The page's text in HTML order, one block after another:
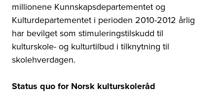
millionene Kunnskapsdepartementet og
Kulturdepartementet i perioden 2010-2012 årlig
har bevilget som stimuleringstilskudd til
kulturskole- og kulturtilbud i tilknytning til
skolehverdagen.
Status quo for Norsk kulturskoleråd